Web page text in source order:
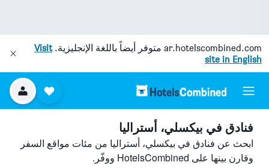
ar.hotelscombined.com متوفر أيضاً باللغة الإنجليزية.Visit
site in English
فنادق في بيكسلي، أستراليا
ابحث عن فنادق في بيكسلي، أستراليا من مئات مواقع السفر
وقارن بينها على HotelsCombined ووفّر.